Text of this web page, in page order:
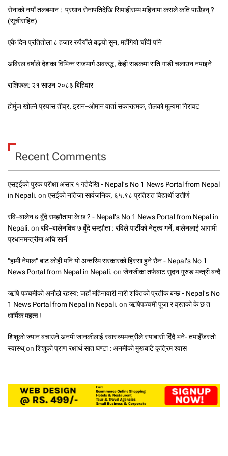
सेनाको नयाँ तलबमान : प्रधान सेनापतिदेखि सिपाहीसम्म महिनामा कसले कति पाउँछन् ?
(सूचीसहित)
एकै दिन प्रतितोला ८ हजार रुपैयाँले बढ्यो सुन, महँगियो चाँदी पनि
अविरल वर्षाले देशका विभिन्न राजमार्ग अवरुद्ध, केही सडकमा राति गाडी चलाउन नपाइने
राशिफल: २१ साउन २०८३ बिहिवार
होर्मुज खोल्ने प्रयास तीव्र, इरान–ओमान वार्ता सकारात्मक, तेलको मूल्यमा गिरावट
Recent Comments
एसइईको पुरक परीक्षा असार १ गतेदेखि - Nepal's No 1 News Portal from Nepal
in Nepali. on एसईको नतिजा सार्वजनिक, ६५.९८ प्रतिशत विद्यार्थी उत्तीर्ण
रवि–बालेन ७ बुँदे सम्झौतामा के छ ? - Nepal's No 1 News Portal from Nepal in
Nepali. on रवि–बालेनबिच ७ बुँदे सम्झौता : रविले पार्टीको नेतृत्व गर्ने, बालेनलाई आगामी
प्रधानमन्त्रीमा अघि सार्ने
"हामी नेपाल" बाट कोही पनि यो अन्तरिम सरकारको हिस्सा हुने छैन - Nepal's No 1
News Portal from Nepal in Nepali. on जेनजीका तर्फबाट सुदन गुरुङ मन्त्री बन्दै
ऋषि पञ्चमीको अनौठो रहस्य: जहाँ महिनावारी नारी शक्तिको प्रतीक बन्छ - Nepal's No
1 News Portal from Nepal in Nepali. on ऋषिपञ्चमी पूजा र व्रतको के छ त
धार्मिक महत्व !
शिशुको ज्यान बचाउने अनमी जानकीलाई स्वास्थ्यमन्त्रीले स्याबासी दिँदै भने- तपाईँजस्तो
स्वास्थ्on शिशुको प्राण रक्षार्थ सात घण्टा : अनमीको मुखबाटै कृत्रिम श्वास